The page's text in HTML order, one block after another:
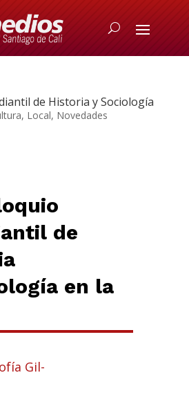
de Historia y Sociología
, Local, Novedades
de
en la
Gil-